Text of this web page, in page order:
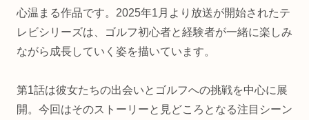
心温まる作品です。2025年1月より放送が開始されたテ
レビシリーズは、ゴルフ初心者と経験者が一緒に楽しみ
ながら成長していく姿を描いています。
第1話は彼女たちの出会いとゴルフへの挑戦を中心に展
開。今回はそのストーリーと見どころとなる注目シーン